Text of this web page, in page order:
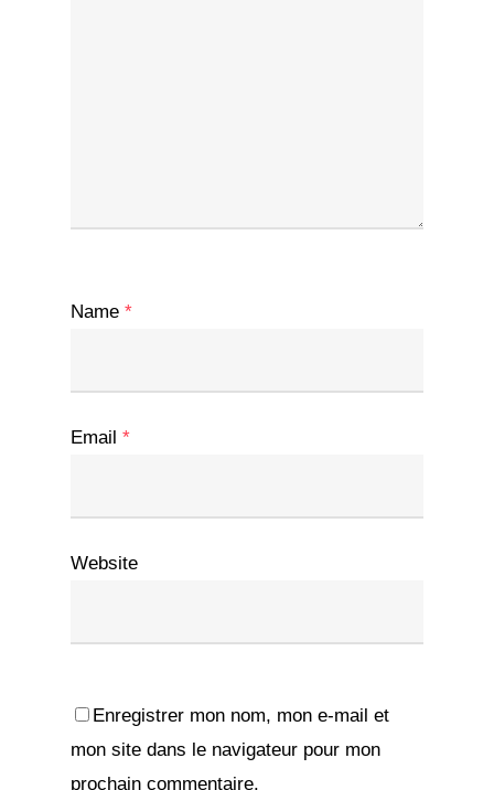
Name *
Email *
Website
Enregistrer mon nom, mon e-mail et
mon site dans le navigateur pour mon
prochain commentaire.